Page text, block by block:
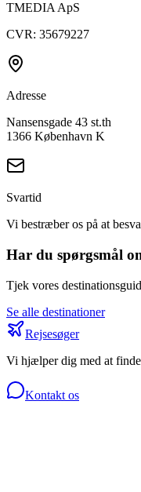
TMEDIA ApS
CVR: 35679227
Adresse
Nansensgade 43 st.th
1366 København K
Svartid
Vi bestræber os på at
Har du spørgsmål
Tjek vores
Se alle destinationer
Rejsesøger
Vi hjælper dig med at finde
Kontakt os